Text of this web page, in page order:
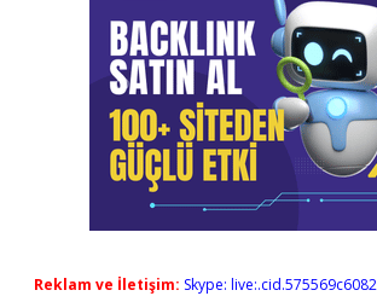
Reklam ve İletişim: Skype: